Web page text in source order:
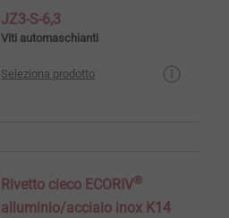
JZ3-S-6,3
Viti automaschianti
Seleziona prodotto
Rivetto cieco ECORIV®
alluminio/acciaio inox K14